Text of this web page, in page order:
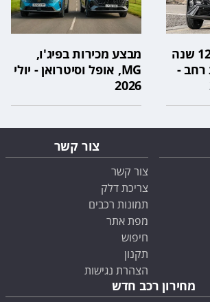
כלמוביל חוגגת 120 שנה
רחב -
מבצע מכירות בפיג'ו,
MG, אופל וסיטרואן - יולי
2026
צור קשר
צור קשר
צריכת דלק
תמונות רכבים
מפת אתר
חיפוש
תקנון
הצהרת נגישות
מחירון רכב חדש